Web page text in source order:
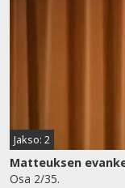
Jakso: 2
Matteuksen
Osa 2/35.